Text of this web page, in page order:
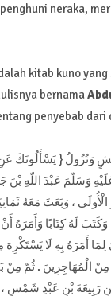
neraka,
kitab kuno
bernama
penyebab
وَنُزُولُ { يَسْأَلُونَكَ
وَسَلّمَ عَبْدَ اللّهِ
، وَبَعَثَ مَعَهُ
لَهُ كِتَابًا وَأَمَرَهُ
أَمَرَهُ بِهِ لَا يَسْتَكْرِهَ
الْمُهَاجِرِينَ . ثُمّ
رَبِيعَةَ بْنِ عَبْدِ شَمْسٍ ،